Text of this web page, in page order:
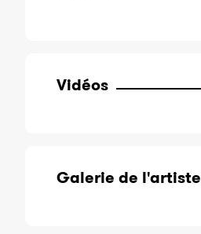
Vidéos
Galerie de l'artiste